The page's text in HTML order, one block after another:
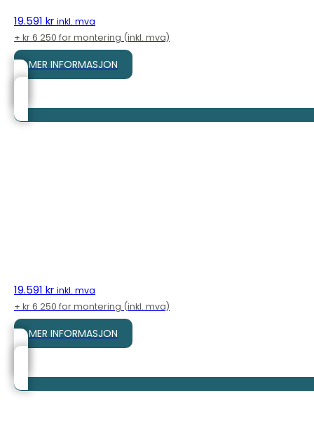
19.591 kr inkl. mva
+ kr 6 250 for montering (inkl. mva)
MER INFORMASJON
19.591 kr inkl. mva
+ kr 6 250 for montering (inkl. mva)
MER INFORMASJON